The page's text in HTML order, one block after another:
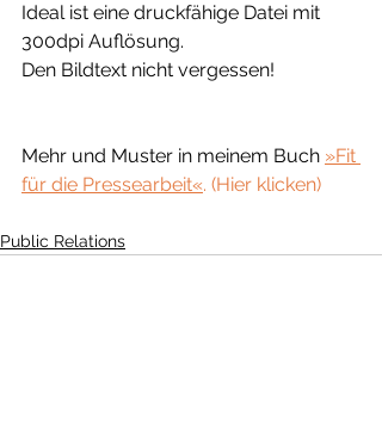
Ideal ist eine druckfähige Datei mit
300dpi Auflösung.
Den Bildtext nicht vergessen!
Mehr und Muster in meinem Buch »Fit
für die Pressearbeit«. (Hier klicken)
Public Relations